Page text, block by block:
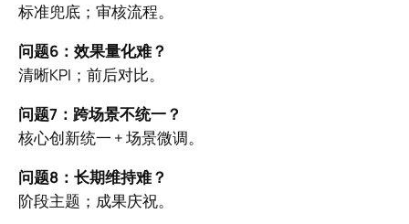
标准兜底；审核流程。
问题6：效果量化难？
清晰KPI；前后对比。
问题7：跨场景不统一？
核心创新统一 + 场景微调。
问题8：长期维持难？
阶段主题；成果庆祝。